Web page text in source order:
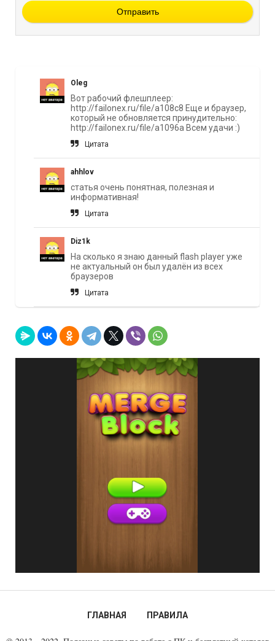
Отправить
Oleg
Вот рабочий флешплеер:
http://failonex.ru/file/a108c8 Еще и браузер,
который не обновляется принудительно:
http://failonex.ru/file/a1096a Всем удачи :)
Цитата
ahhlov
статья очень понятная, полезная и
информативная!
Цитата
Diz1k
На сколько я знаю данный flash player уже
не актуальный он был удалён из всех
браузеров
Цитата
ГЛАВНАЯ ПРАВИЛА